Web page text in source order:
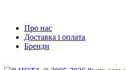
Про нас
Доставка і оплата
Бренди